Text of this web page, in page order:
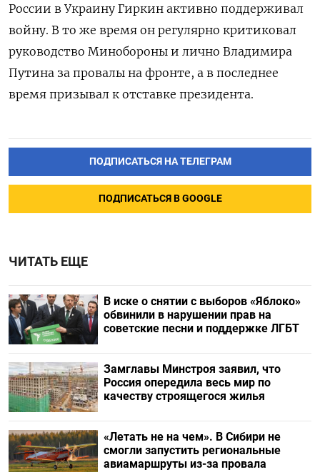
России в Украину Гиркин активно поддерживал
войну. В то же время он регулярно критиковал
руководство Минобороны и лично Владимира
Путина за провалы на фронте, а в последнее
время призывал к отставке президента.
ПОДПИСАТЬСЯ НА ТЕЛЕГРАМ
ПОДПИСАТЬСЯ В GOOGLE
ЧИТАТЬ ЕЩЕ
В иске о снятии с выборов «Яблоко»
обвинили в нарушении прав на
советские песни и поддержке ЛГБТ
Замглавы Минстроя заявил, что
Россия опередила весь мир по
качеству строящегося жилья
«Летать не на чем». В Сибири не
смогли запустить региональные
авиамаршруты из-за провала